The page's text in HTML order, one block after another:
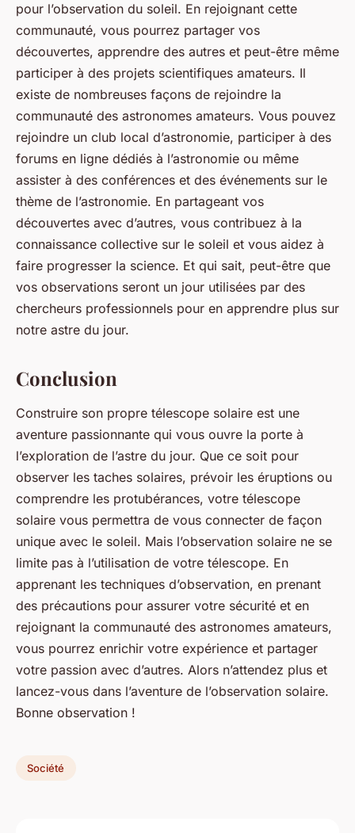
pour l’observation du soleil. En rejoignant cette
communauté, vous pourrez partager vos
découvertes, apprendre des autres et peut-être même
participer à des projets scientifiques amateurs. Il
existe de nombreuses façons de rejoindre la
communauté des astronomes amateurs. Vous pouvez
rejoindre un club local d’astronomie, participer à des
forums en ligne dédiés à l’astronomie ou même
assister à des conférences et des événements sur le
thème de l’astronomie. En partageant vos
découvertes avec d’autres, vous contribuez à la
connaissance collective sur le soleil et vous aidez à
faire progresser la science. Et qui sait, peut-être que
vos observations seront un jour utilisées par des
chercheurs professionnels pour en apprendre plus sur
notre astre du jour.
Conclusion
Construire son propre télescope solaire est une
aventure passionnante qui vous ouvre la porte à
l’exploration de l’astre du jour. Que ce soit pour
observer les taches solaires, prévoir les éruptions ou
comprendre les protubérances, votre télescope
solaire vous permettra de vous connecter de façon
unique avec le soleil. Mais l’observation solaire ne se
limite pas à l’utilisation de votre télescope. En
apprenant les techniques d’observation, en prenant
des précautions pour assurer votre sécurité et en
rejoignant la communauté des astronomes amateurs,
vous pourrez enrichir votre expérience et partager
votre passion avec d’autres. Alors n’attendez plus et
lancez-vous dans l’aventure de l’observation solaire.
Bonne observation !
Société